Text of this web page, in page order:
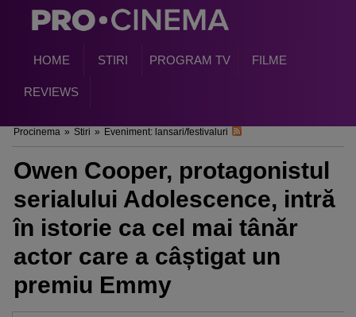
HOME STIRI PROGRAM TV FILME
REVIEWS
Procinema » Stiri » Eveniment: lansari/festivaluri
Owen Cooper, protagonistul
serialului Adolescence, intră
în istorie ca cel mai tânăr
actor care a câștigat un
premiu Emmy